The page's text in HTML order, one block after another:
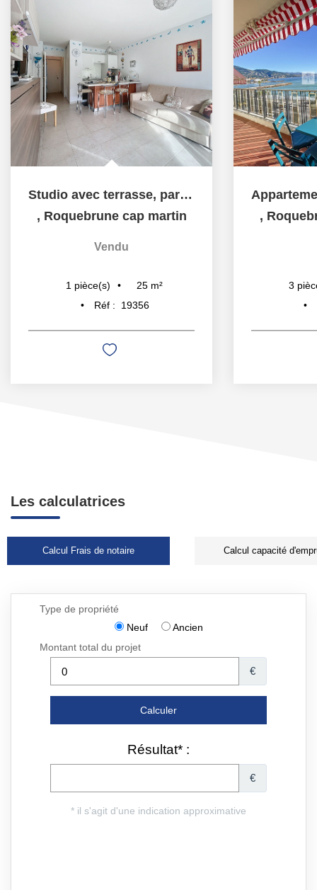
Studio avec terrasse, parking et cave - résidence avec...
, Roquebrune cap martin
Vendu
1 pièce(s) 25 m²
Réf :
19356
,
3
Les calculatrices
Calcul Frais de notaire Calcul capacité